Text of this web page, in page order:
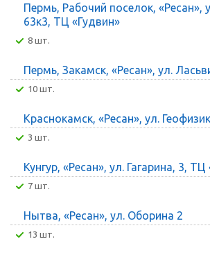
Пермь, Рабочий поселок, «Ресан»,
63к3, ТЦ «Гудвин»
8 шт.
Пермь, Закамск, «Ресан», ул.
10 шт.
Краснокамск, «Ресан», ул.
3 шт.
Кунгур, «Ресан», ул. Гагарина, 3,
7 шт.
Нытва, «Ресан», ул. Оборина 2
13 шт.